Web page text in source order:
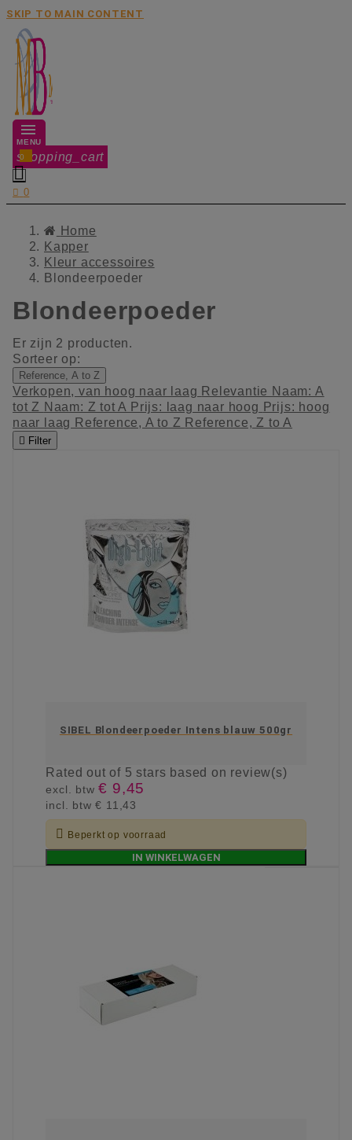
SKIP TO MAIN CONTENT
MENU
shopping_cart
0

 0
Home
Kapper
Kleur accessoires
Blondeerpoeder
Blondeerpoeder
Er zijn 2 producten.
Sorteer op:
Reference, A to Z
Verkopen, van hoog naar laag Relevantie Naam: A
tot Z Naam: Z tot A Prijs: laag naar hoog Prijs: hoog
naar laag Reference, A to Z Reference, Z to A
 Filter
SIBEL Blondeerpoeder Intens blauw 500gr
Ratedout of 5 stars based on review(s)
excl. btw€ 9,45
incl. btw€ 11,43
 Beperkt op voorraad
IN WINKELWAGEN